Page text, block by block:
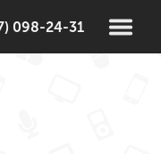
098-24-31